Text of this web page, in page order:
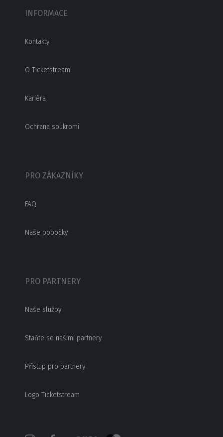
INFORMACE
Kontakty
O Ticketstream
Kariéra
Ochrana soukromí
PRO ZÁKAZNÍKY
FAQ
Naše pobočky
PRO PARTNERY
Naše služby
Staňte se našimi partnery
Přístup pro partnery
Logo Ticketstream